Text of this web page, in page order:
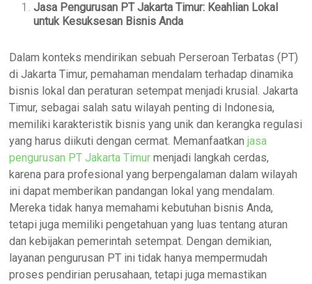
Jasa Pengurusan PT Jakarta Timur: Keahlian Lokal
untuk Kesuksesan Bisnis Anda
Dalam konteks mendirikan sebuah Perseroan Terbatas (PT)
di Jakarta Timur, pemahaman mendalam terhadap dinamika
bisnis lokal dan peraturan setempat menjadi krusial. Jakarta
Timur, sebagai salah satu wilayah penting di Indonesia,
memiliki karakteristik bisnis yang unik dan kerangka regulasi
yang harus diikuti dengan cermat. Memanfaatkanjasa
pengurusan PT Jakarta Timur menjadi langkah cerdas,
karena para profesional yang berpengalaman dalam wilayah
ini dapat memberikan pandangan lokal yang mendalam.
Mereka tidak hanya memahami kebutuhan bisnis Anda,
tetapi juga memiliki pengetahuan yang luas tentang aturan
dan kebijakan pemerintah setempat. Dengan demikian,
layanan pengurusan PT ini tidak hanya mempermudah
proses pendirian perusahaan, tetapi juga memastikan